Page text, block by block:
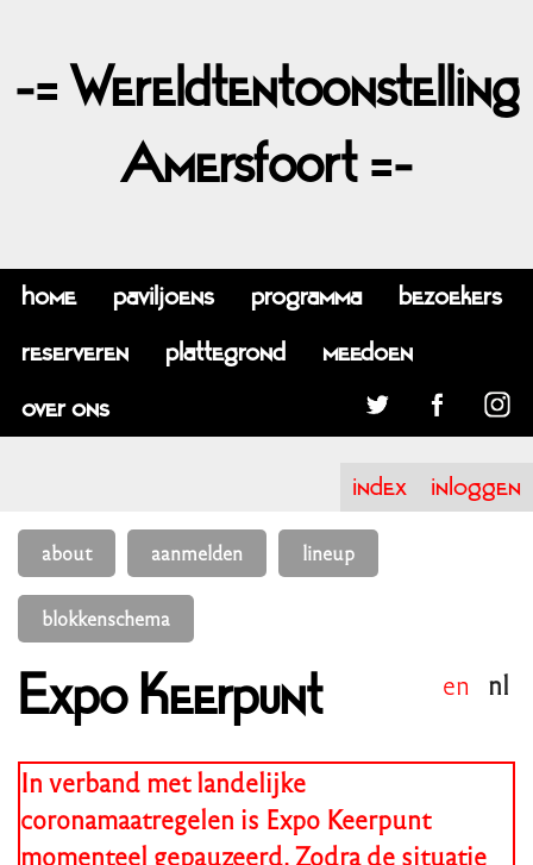
-= Wereldtentoonstelling
Amersfoort =-
home paviljoens programma bezoekers
reserveren plattegrond meedoen
over ons
index inloggen
Expo Keerpunt en nl
In verband met landelijke
coronamaatregelen is Expo Keerpunt
momenteel gepauzeerd. Zodra de situatie